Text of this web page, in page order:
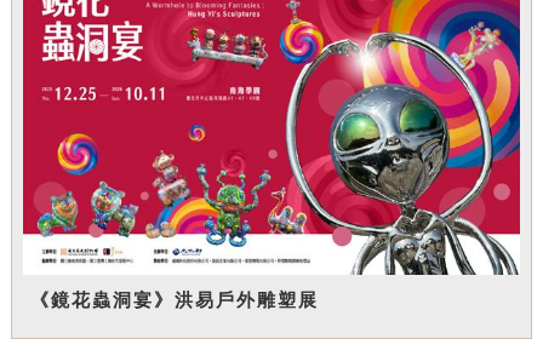
《鏡花蟲洞宴》洪易戶外雕塑展